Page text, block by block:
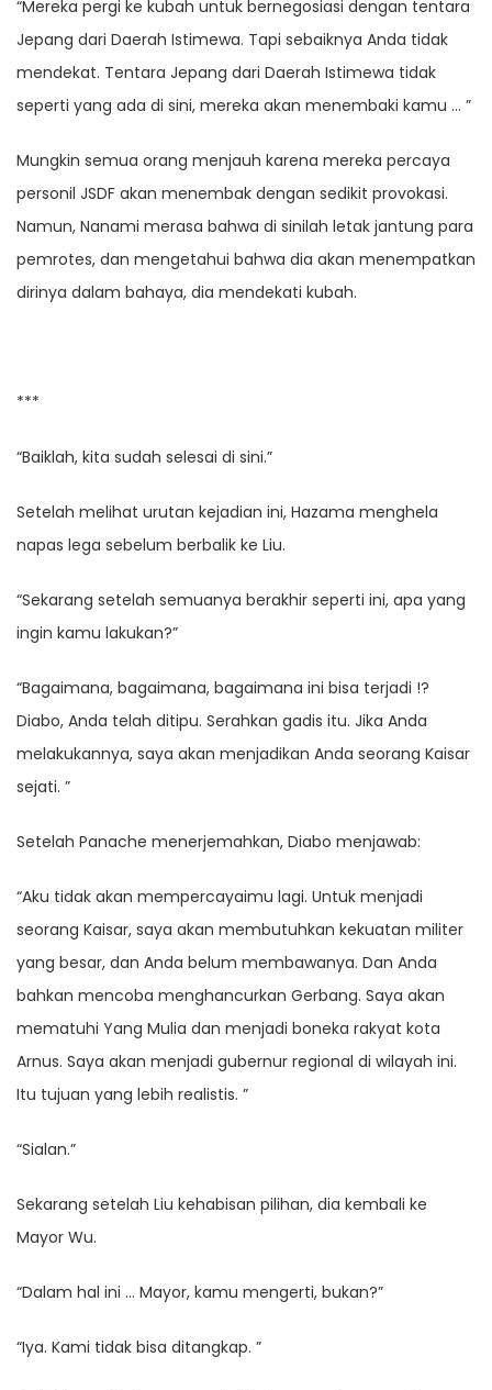
“Mereka pergi ke kubah untuk bernegosiasi dengan tentara
Jepang dari Daerah Istimewa. Tapi sebaiknya Anda tidak
mendekat. Tentara Jepang dari Daerah Istimewa tidak
seperti yang ada di sini, mereka akan menembaki kamu … ”
Mungkin semua orang menjauh karena mereka percaya
personil JSDF akan menembak dengan sedikit provokasi.
Namun, Nanami merasa bahwa di sinilah letak jantung para
pemrotes, dan mengetahui bahwa dia akan menempatkan
dirinya dalam bahaya, dia mendekati kubah.
***
“Baiklah, kita sudah selesai di sini.”
Setelah melihat urutan kejadian ini, Hazama menghela
napas lega sebelum berbalik ke Liu.
“Sekarang setelah semuanya berakhir seperti ini, apa yang
ingin kamu lakukan?”
“Bagaimana, bagaimana, bagaimana ini bisa terjadi !?
Diabo, Anda telah ditipu. Serahkan gadis itu. Jika Anda
melakukannya, saya akan menjadikan Anda seorang Kaisar
sejati. ”
Setelah Panache menerjemahkan, Diabo menjawab:
“Aku tidak akan mempercayaimu lagi. Untuk menjadi
seorang Kaisar, saya akan membutuhkan kekuatan militer
yang besar, dan Anda belum membawanya. Dan Anda
bahkan mencoba menghancurkan Gerbang. Saya akan
mematuhi Yang Mulia dan menjadi boneka rakyat kota
Arnus. Saya akan menjadi gubernur regional di wilayah ini.
Itu tujuan yang lebih realistis. ”
“Sialan.”
Sekarang setelah Liu kehabisan pilihan, dia kembali ke
Mayor Wu.
“Dalam hal ini … Mayor, kamu mengerti, bukan?”
“Iya. Kami tidak bisa ditangkap. ”